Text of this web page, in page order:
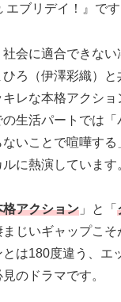
ブリデイ！』です
会に適合できな
ろ（伊澤彩織）と
レな本格アクシ
生活パートでは「
いことで喧嘩す
に熱演しています
アクション 」と「
まじいギャップこ
は180度違う、エ
のドラマです。